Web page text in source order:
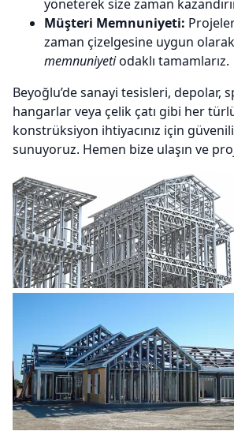
yöneterek size zaman
Müşteri Memnuniyeti:
zaman çizelgesine uygun
memnuniyetiodaklı tamamlarız.
Beyoğlu’de sanayi tesisleri, depolar,
hangarlar veya çelik çatı gibi her
konstrüksiyon ihtiyacınız için
sunuyoruz. Hemen bize ulaşın ve